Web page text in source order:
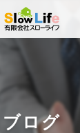
ブログ